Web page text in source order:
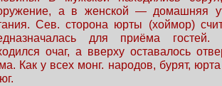
а в женской — домашняя
Сев. сторона юрты (хоймор)
для приёма
очаг, а вверху оставалось
Как у всех монг. народов, бурят,